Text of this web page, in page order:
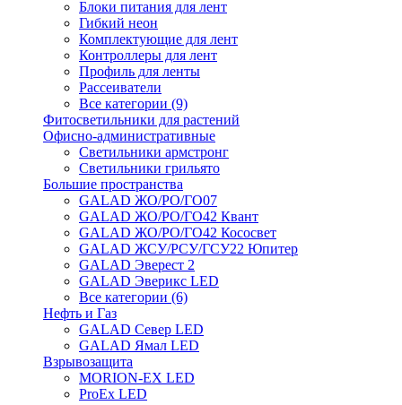
Блоки питания для лент
Гибкий неон
Комплектующие для лент
Контроллеры для лент
Профиль для ленты
Рассеиватели
Все категории (9)
Фитосветильники для растений
Офисно-административные
Светильники армстронг
Светильники грильято
Большие пространства
GALAD ЖО/РО/ГО07
GALAD ЖО/РО/ГО42 Квант
GALAD ЖО/РО/ГО42 Кососвет
GALAD ЖСУ/РСУ/ГСУ22 Юпитер
GALAD Эверест 2
GALAD Эверикс LED
Все категории (6)
Нефть и Газ
GALAD Север LED
GALAD Ямал LED
Взрывозащита
MORION-EX LED
ProEx LED